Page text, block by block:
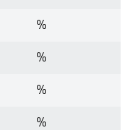
%
%
%
%